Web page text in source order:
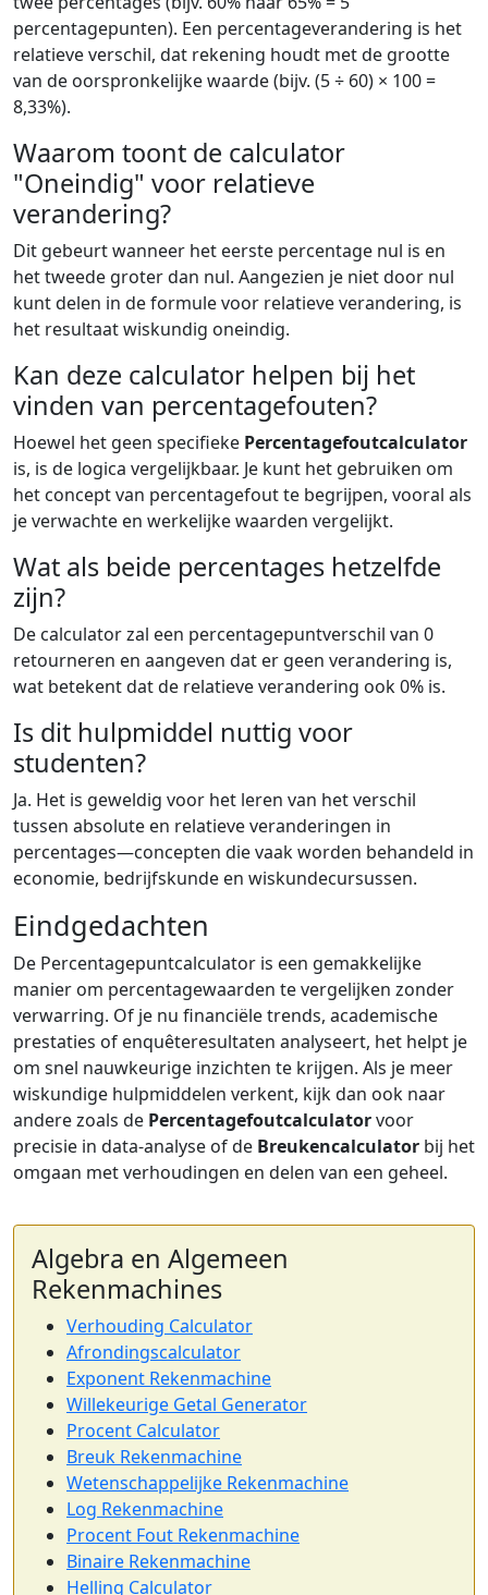
percentagepunten). Een percentageverandering is het
relatieve verschil, dat rekening houdt met de grootte
van de oorspronkelijke waarde (bijv. (5 ÷ 60) × 100 =
8,33%).
Waarom toont de calculator
"Oneindig" voor relatieve
verandering?
Dit gebeurt wanneer het eerste percentage nul is en
het tweede groter dan nul. Aangezien je niet door nul
kunt delen in de formule voor relatieve verandering, is
het resultaat wiskundig oneindig.
Kan deze calculator helpen bij het
vinden van percentagefouten?
Hoewel het geen specifieke Percentagefoutcalculator
is, is de logica vergelijkbaar. Je kunt het gebruiken om
het concept van percentagefout te begrijpen, vooral als
je verwachte en werkelijke waarden vergelijkt.
Wat als beide percentages hetzelfde
zijn?
De calculator zal een percentagepuntverschil van 0
retourneren en aangeven dat er geen verandering is,
wat betekent dat de relatieve verandering ook 0% is.
Is dit hulpmiddel nuttig voor
studenten?
Ja. Het is geweldig voor het leren van het verschil
tussen absolute en relatieve veranderingen in
percentages—concepten die vaak worden behandeld in
economie, bedrijfskunde en wiskundecursussen.
Eindgedachten
De Percentagepuntcalculator is een gemakkelijke
manier om percentagewaarden te vergelijken zonder
verwarring. Of je nu financiële trends, academische
prestaties of enquêteresultaten analyseert, het helpt je
om snel nauwkeurige inzichten te krijgen. Als je meer
wiskundige hulpmiddelen verkent, kijk dan ook naar
andere zoals de Percentagefoutcalculatorvoor
precisie in data-analyse of de Breukencalculator bij het
omgaan met verhoudingen en delen van een geheel.
Algebra en Algemeen
Rekenmachines
Verhouding Calculator
Afrondingscalculator
Exponent Rekenmachine
Willekeurige Getal Generator
Procent Calculator
Breuk Rekenmachine
Wetenschappelijke Rekenmachine
Log Rekenmachine
Procent Fout Rekenmachine
Binaire Rekenmachine
Helling Calculator